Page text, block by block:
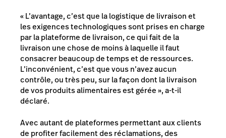
« L’avantage, c’est que la logistique de livraison et
les exigences technologiques sont prises en charge
par la plateforme de livraison, ce qui fait de la
livraison une chose de moins à laquelle il faut
consacrer beaucoup de temps et de ressources.
L’inconvénient, c’est que vous n’avez aucun
contrôle, ou très peu, sur la façon dont la livraison
de vos produits alimentaires est gérée », a-t-il
déclaré.
Avec autant de plateformes permettant aux clients
de profiter facilement des réclamations, des